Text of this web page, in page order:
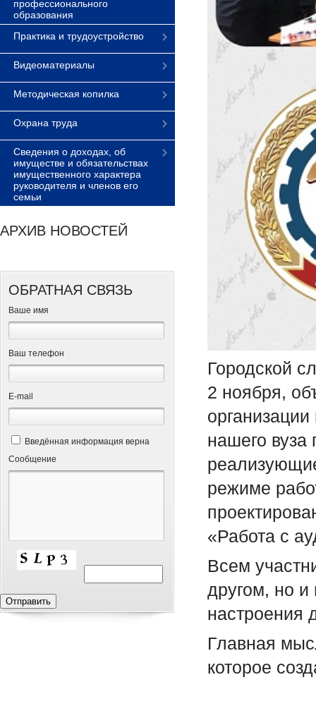
профессионального
образования
Практика и трудоустройство
Видеоматериалы
Методическая копилка
Охрана труда
Сведения о доходах, об
имуществе и обязательствах
имущественного характера
руководителя и членов его
семьи
АРХИВ НОВОСТЕЙ
ОБРАТНАЯ СВЯЗЬ
Ваше имя
Ваш телефон
Е-mail
Введённая информация верна
Сообщение
Городской
2 ноября,
нашего
режиме
«Работа с
Всем
другом, но и
настроения
Главная
которое